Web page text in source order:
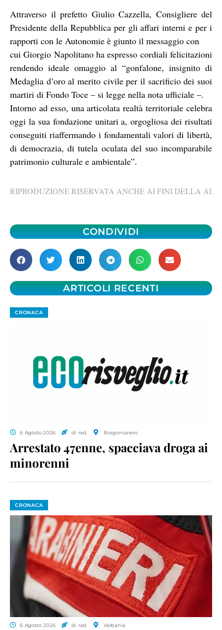
Attraverso il prefetto Giulio Cazzella, Consigliere del
Presidente della Repubblica per gli affari interni e per i
rapporti con le Autonomie è giunto il messaggio con
cui Giorgio Napolitano ha espresso cordiali felicitazioni
rendendo ideale omaggio al “gonfalone, insignito di
Medaglia d’oro al merito civile per il sacrificio dei suoi
martiri di Fondo Toce – si legge nella nota ufficiale –.
Intorno ad esso, una articolata realtà territoriale celebra
oggi la sua fondazione unitari a, orgogliosa dei risultati
conseguiti riaffermando i fondamentali valori di libertà,
di democrazia, di tutela oculata del suo incomparabile
patrimonio culturale e ambientale”.
RIPRODUZIONE RISERVATA ANCHE AI FINI DELLA AI
CONDIVIDI
ARTICOLI RECENTI
CRONACA
6 Agosto 2026 di red. Borgomanero
Arrestato 47enne, spacciava droga ai
minorenni
CRONACA
6 Agosto 2026 di red. Verbania